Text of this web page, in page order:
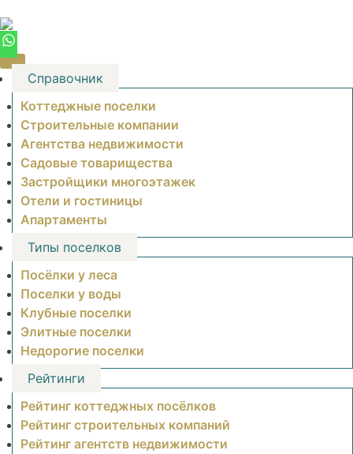
to
content
Справочник
Коттеджные поселки
Строительные компании
Агентства недвижимости
Садовые товарищества
Застройщики многоэтажек
Отели и гостиницы
Апартаменты
Типы поселков
Посёлки у леса
Поселки у воды
Клубные поселки
Элитные поселки
Недорогие поселки
Рейтинги
Рейтинг коттеджных посёлков
Рейтинг строительных компаний
Рейтинг агентств недвижимости